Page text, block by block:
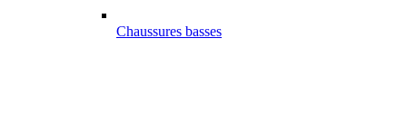
Chaussures basses